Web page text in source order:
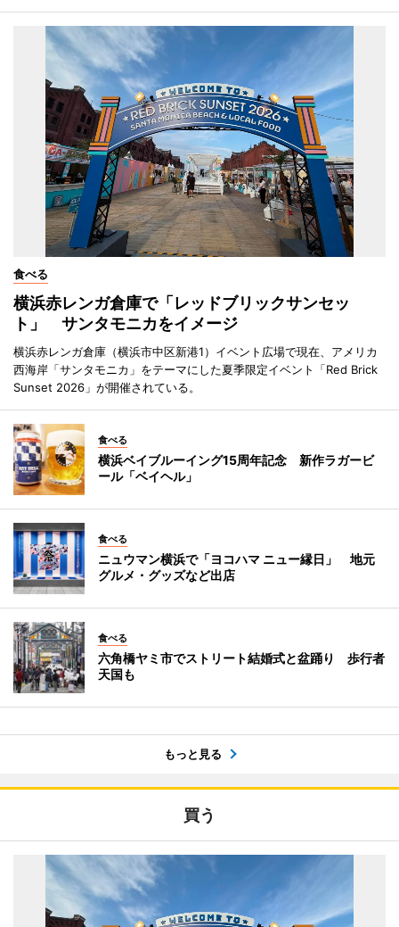
食べる
横浜赤レンガ倉庫で「レッドブリックサンセッ
ト」 サンタモニカをイメージ
横浜赤レンガ倉庫（横浜市中区新港1）イベント広場で現在、アメリカ
西海岸「サンタモニカ」をテーマにした夏季限定イベント「Red Brick
Sunset 2026」が開催されている。
食べる
横浜ベイブルーイング15周年記念 新作ラガービ
ール「ベイヘル」
食べる
ニュウマン横浜で「ヨコハマ ニュー縁日」 地元
グルメ・グッズなど出店
食べる
六角橋ヤミ市でストリート結婚式と盆踊り 歩行者
天国も
もっと見る
買う